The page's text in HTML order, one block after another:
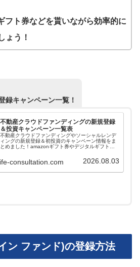
フト券などを貰いながら効率的に
ょう！
録キャンペーン一覧！
不動産クラウドファンディングの新規登録
＆投資キャンペーン一覧表
不動産クラウドファンディングやソーシャルレンデ
ィングの新規登録＆初投資のキャンペーン情報をま
とめました！amazonギフト券やデジタルギフトを
案件に簡単に投資できるファンド情報自動更新ツー
ルも紹介しています。
consultation.com 2026.08.03
ン ファンド)の登録方法